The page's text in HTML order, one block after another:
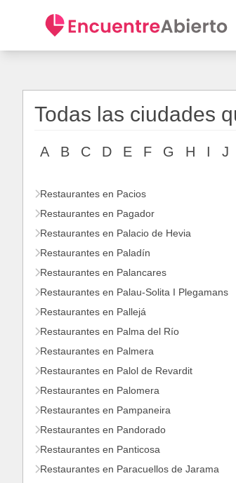
Todas las ciudades
A B C D E F G H I J
Restaurantes en Pacios
Restaurantes en Pagador
Restaurantes en Palacio de Hevia
Restaurantes en Paladín
Restaurantes en Palancares
Restaurantes en Palau-Solita I Plegamans
Restaurantes en Pallejá
Restaurantes en Palma del Río
Restaurantes en Palmera
Restaurantes en Palol de Revardit
Restaurantes en Palomera
Restaurantes en Pampaneira
Restaurantes en Pandorado
Restaurantes en Panticosa
Restaurantes en Paracuellos de Jarama